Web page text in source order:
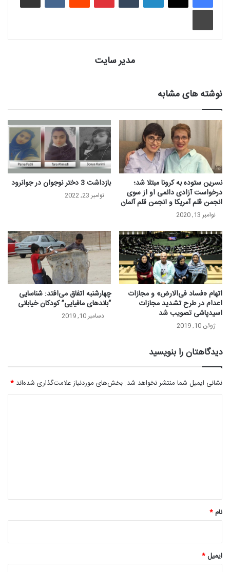
چاپ
مدیر سایت
نوشته های مشابه
نسرین ستوده به کرونا مبتلا شد؛
درخواست آزادی دائمی او از سوی
انجمن قلم آمریکا و انجمن قلم آلمان
نوامبر 13, 2020
بازداشت 3 دختر نوجوان در جوانرود
نوامبر 23, 2022
اتهام «فساد فی‌الارض» و مجازات
اعدام در طرح تشدید مجازات
اسیدپاشی تصویب شد
ژوئن 10, 2019
چهارشنبه اتفاق می‌افتد: شناسایی
“باندهای مافیایی” کودکان خیابانی
دسامبر 10, 2019
دیدگاهتان را بنویسید
نشانی ایمیل شما منتشر نخواهد شد. بخش‌های موردنیاز علامت‌گذاری شده‌اند *
نام*
ایمیل *